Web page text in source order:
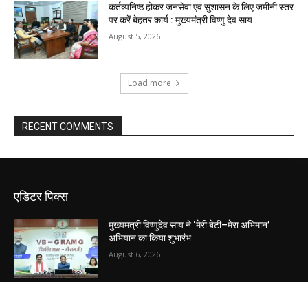
कर्तव्यनिष्ठ होकर जनसेवा एवं सुशासन के लिए जमीनी स्तर
पर करें बेहतर कार्य : मुख्यमंत्री विष्णु देव साय
August 5, 2026
Load more
RECENT COMMENTS
एडिटर पिक्स
मुख्यमंत्री विष्णुदेव साय ने ‘मेरी बेटी–मेरा अभिमान’
अभियान का किया शुभारंभ
August 6, 2026